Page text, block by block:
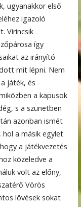
ugyanakkor első
igazoló
Virincsik
így
az irányító
mit lépni. Nem
játék, és
a kapusok
s a szünetben
azonban ismét
hol a másik egylet
a játékvezetés
közeledve a
volt az előny,
Vörös
lövések sokat